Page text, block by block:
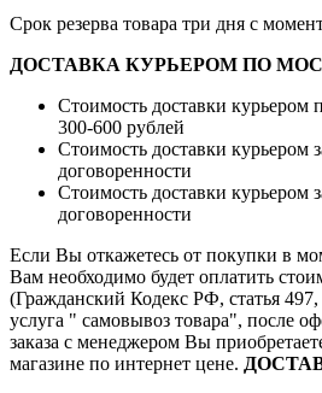
Срок резерва товара три дня с
ДОСТАВКА КУРЬЕРОМ ПО
Стоимость доставки курьером
300-600 рублей
Стоимость доставки
договоренности
Стоимость доставки
договоренности
Если Вы откажетесь от покупки в
Вам необходимо будет оплатить
(Гражданский Кодекс РФ, статья
услуга " самовывоз товара", после
заказа с менеджером Вы
магазине по интернет цене.